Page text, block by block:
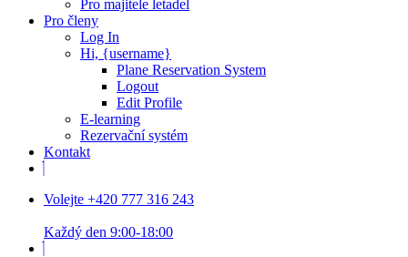
Pro majitele letadel
Pro členy
Log In
Hi, {username}
Plane Reservation System
Logout
Edit Profile
E-learning
Rezervační systém
Kontakt
Volejte +420 777 316 243
Každý den 9:00-18:00